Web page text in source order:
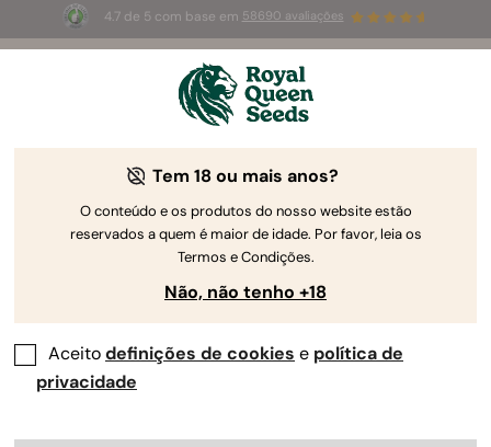
4.7 de 5 com base em 58690 avaliações
3 sementes White Widow Auto
Tem 18 ou mais anos?
O conteúdo e os produtos do nosso website estão
reservados a quem é maior de idade. Por favor, leia os
Termos e Condições.
Não, não tenho +18
Aceitodefinições de cookies e política de
privacidade